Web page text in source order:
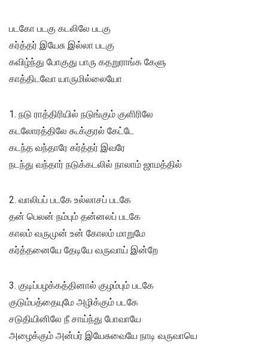
படகோ படகு கடலிலே படகு
கர்த்தர் இயேசு இல்லா படகு
கவிழ்ந்து போகுது பாரு கதறுராங்க கேளு
காத்திடவோ யாருமில்லையோ
1. நடு ராத்திரியில் நடுங்கும் குளிரிலே
கடலோரத்திலே கூக்குரல் கேட்டே
கடந்த வந்தாரே கர்த்தர் இவரே
நடந்து வந்தார் நடுக்கடலில் நாலாம் ஜாமத்தில்
2. வாலிபப் படகே உல்லாசப் படகே
தன் பெலன் நம்பும் தன்னலப் படகே
காலம் வருமுன் உன் கோலம் மாறுமே
கர்த்தனையே தேடியே வருவாய் இன்றே
3. குடிப்பழக்கத்தினால் குழம்பும் படகே
குடும்பத்தையுமே அழிக்கும் படகே
சடுதியினிலே நீ சாய்ந்து போவாயே
அழைக்கும் அன்பர் இயேசுவையே நாடி வருவாயெ